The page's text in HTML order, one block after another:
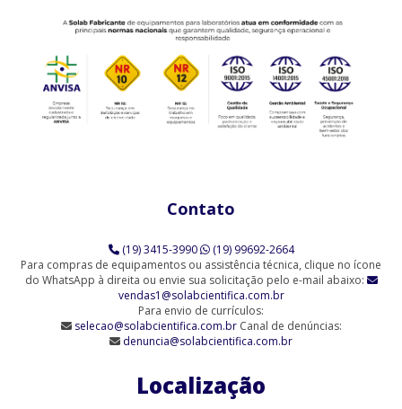
Contato
(19) 3415-3990
(19) 99692-2664
Para compras de equipamentos ou assistência técnica, clique no ícone
do WhatsApp à direita ou envie sua solicitação pelo e-mail abaixo:
vendas1@solabcientifica.com.br
Para envio de currículos:
selecao@solabcientifica.com.br Canal de denúncias:
denuncia@solabcientifica.com.br
Localização